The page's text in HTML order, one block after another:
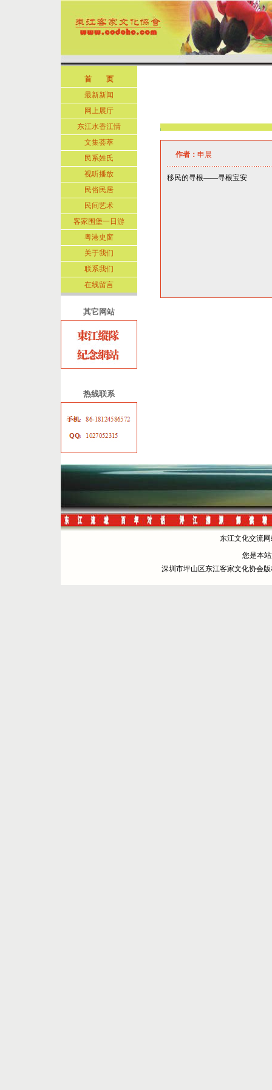
首 页
最新新闻
网上展厅
东江水香江情
文集荟萃
民系姓氏
视听播放
民俗民居
民间艺术
客家围堡一日游
粤港史窗
关于我们
联系我们
在线留言
其它网站
热线联系
作者： 申晨
移民的寻根——寻根宝安
东江文化交流
您是本
深圳市坪山区东江客家文化协